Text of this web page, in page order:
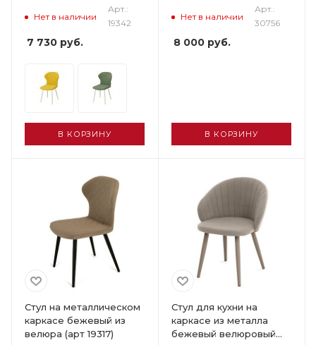
Нет в наличии
Арт.:
19342
7 730 руб.
В КОРЗИНУ
Нет в наличии
Арт.:
30756
8 000 руб.
В КОРЗИНУ
Стул на металлическом
каркасе бежевый из
велюра (арт 19317)
Стул для кухни на
каркасе из металла
бежевый велюровый